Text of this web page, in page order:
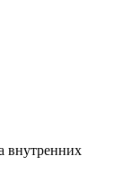
внутренних